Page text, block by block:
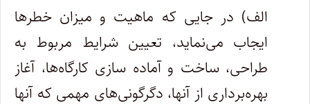
الف) در جایی که ماهیت و میزان خطرها
ایجاب می‌نماید، تعیین شرایط مربوط به
طراحی، ساخت و آماده ‌سازی کارگاه‌ها، آغاز
بهره‌برداری از آنها، دگرگونی‌های مهمی که آنها